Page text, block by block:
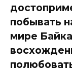
побывать
мире